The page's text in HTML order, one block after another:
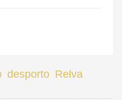
desporto Relva